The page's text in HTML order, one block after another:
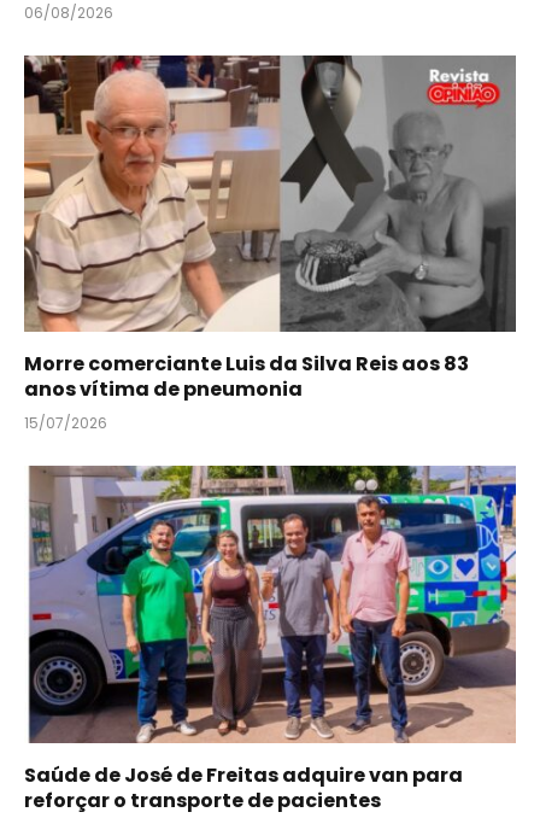
06/08/2026
Morre comerciante Luis da Silva Reis aos 83
anos vítima de pneumonia
15/07/2026
Saúde de José de Freitas adquire van para
reforçar o transporte de pacientes